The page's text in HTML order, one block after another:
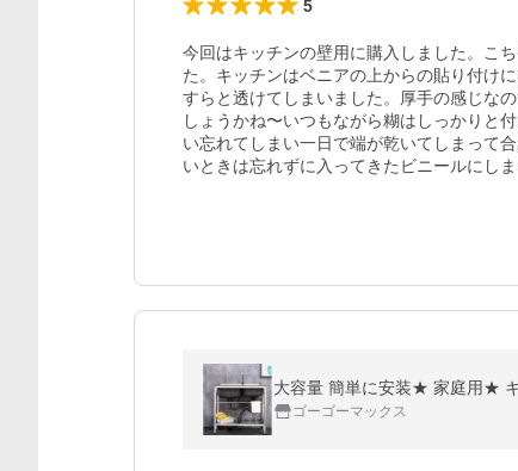
5
今回はキッチンの壁用に購入しました。こ
た。キッチンはベニアの上からの貼り付け
すらと透けてしまいました。厚手の感じな
しょうかね〜いつもながら糊はしっかりと
い忘れてしまい一日で端が乾いてしまって
いときは忘れずに入ってきたビニールにし
大容量 簡単に安装★ 家庭用★
ゴーゴーマックス